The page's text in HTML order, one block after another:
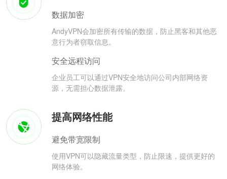
数据加密
AndyVPN会加密所有传输的数据，防止黑客和其他恶
意行为者窃取信息。
安全远程访问
企业员工可以通过VPN安全地访问公司内部网络资
源，无需担心数据泄露。
提高网络性能
避免带宽限制
使用VPN可以隐藏流量类型，防止限速，提供更好的
网络体验。